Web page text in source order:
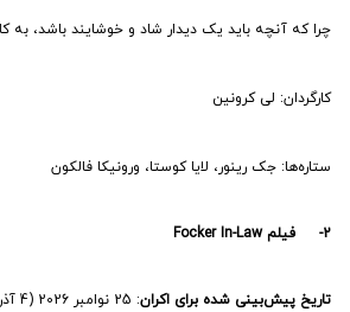
چرا که آنچه باید یک دیدار شاد و خوشایند باشد، به
کارگردان: لی کرونین
ستاره‌ها: جک رینور، لایا کوستا، ورونیکا فالکون
2- فیلم Focker In-Law
تاریخ پیش‌بینی شده برای اکران: 25 نوامبر 2026 (4 آذر 1405)